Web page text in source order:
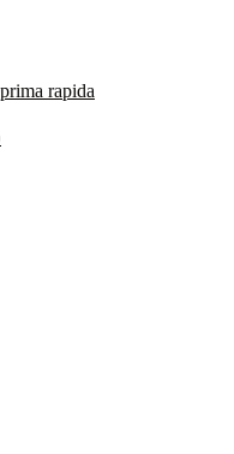
rapida